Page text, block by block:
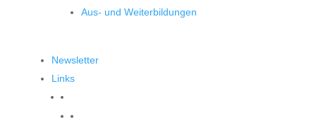
Aus- und Weiterbildungen
Newsletter
Links